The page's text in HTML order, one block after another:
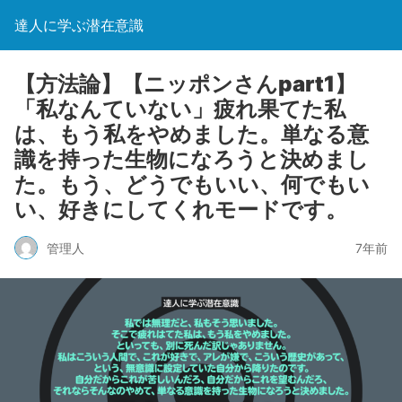
達人に学ぶ潜在意識
【方法論】【ニッポンさんpart1】
「私なんていない」疲れ果てた私
は、もう私をやめました。単なる意
識を持った生物になろうと決めまし
た。もう、どうでもいい、何でもい
い、好きにしてくれモードです。
管理人 7年前